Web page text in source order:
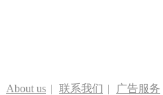
About us | 联系我们 | 广告服务